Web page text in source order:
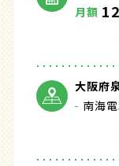
月額 12
大阪府
南海